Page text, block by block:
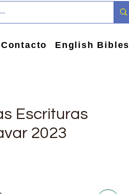
Escrituras
2023
Contacto English Bibles